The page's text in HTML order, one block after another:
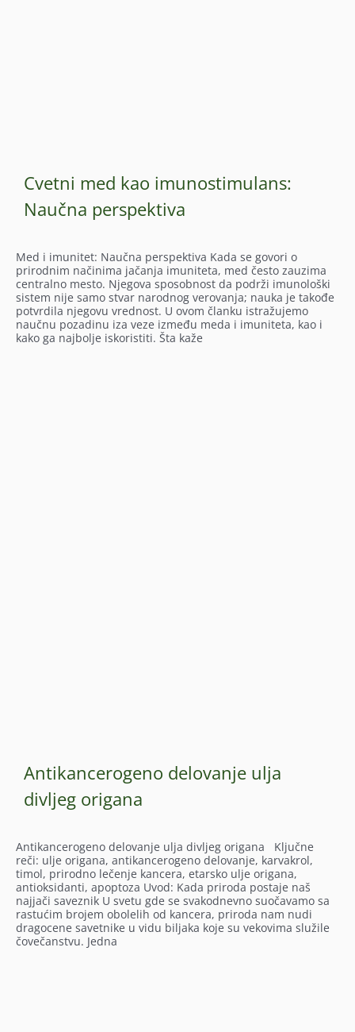
Cvetni med kao imunostimulans:
Naučna perspektiva
Med i imunitet: Naučna perspektiva Kada se govori o
prirodnim načinima jačanja imuniteta, med često zauzima
centralno mesto. Njegova sposobnost da podrži imunološki
sistem nije samo stvar narodnog verovanja; nauka je takođe
potvrdila njegovu vrednost. U ovom članku istražujemo
naučnu pozadinu iza veze između meda i imuniteta, kao i
kako ga najbolje iskoristiti. Šta kaže
Antikancerogeno delovanje ulja
divljeg origana
Antikancerogeno delovanje ulja divljeg origana Ključne
reči: ulje origana, antikancerogeno delovanje, karvakrol,
timol, prirodno lečenje kancera, etarsko ulje origana,
antioksidanti, apoptoza Uvod: Kada priroda postaje naš
najjači saveznik U svetu gde se svakodnevno suočavamo sa
rastućim brojem obolelih od kancera, priroda nam nudi
dragocene savetnike u vidu biljaka koje su vekovima služile
čovečanstvu. Jedna